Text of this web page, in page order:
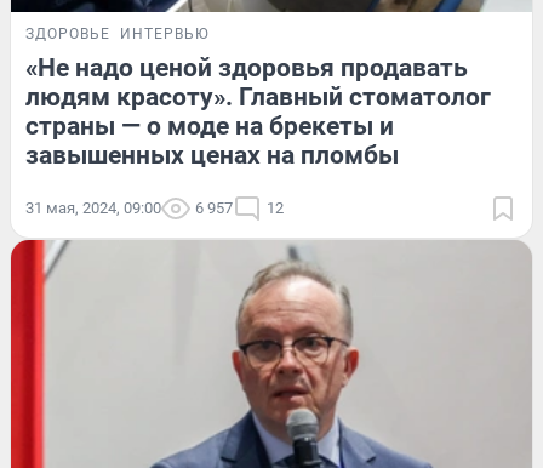
ЗДОРОВЬЕ ИНТЕРВЬЮ
«Не надо ценой здоровья продавать
людям красоту». Главный стоматолог
страны — о моде на брекеты и
завышенных ценах на пломбы
31 мая, 2024, 09:00 6 957 12